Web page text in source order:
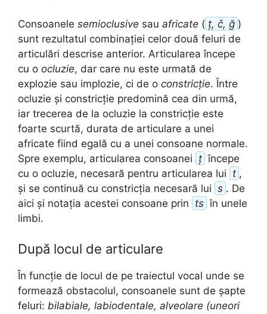
Consoanele semioclusive sau africate ( ț, č, ğ )
sunt rezultatul combinației celor două feluri de
articulări descrise anterior. Articularea începe
cu o ocluzie, dar care nu este urmată de
explozie sau implozie, ci de o constricție. Între
ocluzie și constricție predomină cea din urmă,
iar trecerea de la ocluzie la constricție este
foarte scurtă, durata de articulare a unei
africate fiind egală cu a unei consoane normale.
Spre exemplu, articularea consoanei ț începe
cu o ocluzie, necesară pentru articularea lui t ,
și se continuă cu constricția necesară lui s . De
aici și notația acestei consoane prin ts în unele
limbi.
După locul de articulare
În funcție de locul de pe traiectul vocal unde se
formează obstacolul, consoanele sunt de șapte
feluri: bilabiale, labiodentale, alveolare (uneori